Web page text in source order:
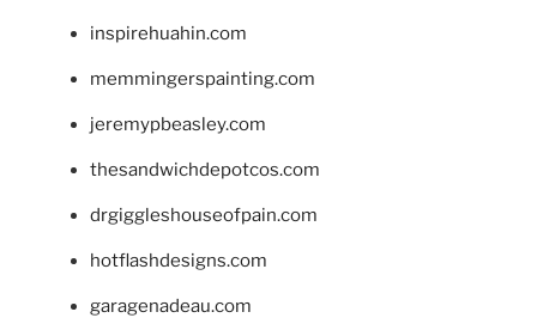
inspirehuahin.com
memmingerspainting.com
jeremypbeasley.com
thesandwichdepotcos.com
drgiggleshouseofpain.com
hotflashdesigns.com
garagenadeau.com